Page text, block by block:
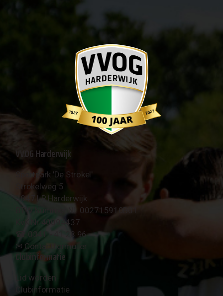
VVOG Harderwijk
Sportpark 'De Strokel'
Strokelweg 5
3847 LR Harderwijk
BTW Nummer NL 002715910B01
KvK Nr 40094437
☎︎ 0341 - 41 28 96
✉︎ Contactformulier
Clubinformatie
Lid worden
Clubinformatie